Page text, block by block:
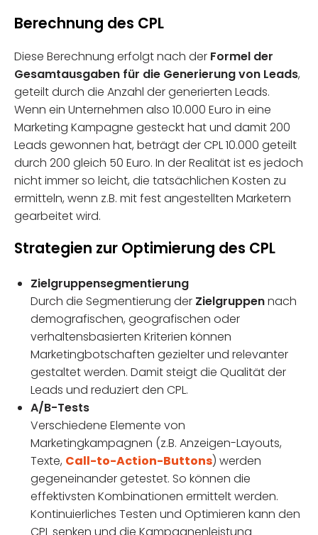
Berechnung des CPL
Diese Berechnung erfolgt nach der Formel der
Gesamtausgaben für die Generierung von Leads,
geteilt durch die Anzahl der generierten Leads.
Wenn ein Unternehmen also 10.000 Euro in eine
Marketing Kampagne gesteckt hat und damit 200
Leads gewonnen hat, beträgt der CPL 10.000 geteilt
durch 200 gleich 50 Euro. In der Realität ist es jedoch
nicht immer so leicht, die tatsächlichen Kosten zu
ermitteln, wenn z.B. mit fest angestellten Marketern
gearbeitet wird.
Strategien zur Optimierung des CPL
Zielgruppensegmentierung
Durch die Segmentierung der Zielgruppennach
demografischen, geografischen oder
verhaltensbasierten Kriterien können
Marketingbotschaften gezielter und relevanter
gestaltet werden. Damit steigt die Qualität der
Leads und reduziert den CPL.
A/B-Tests
Verschiedene Elemente von
Marketingkampagnen (z.B. Anzeigen-Layouts,
Texte, Call-to-Action-Buttons) werden
gegeneinander getestet. So können die
effektivsten Kombinationen ermittelt werden.
Kontinuierliches Testen und Optimieren kann den